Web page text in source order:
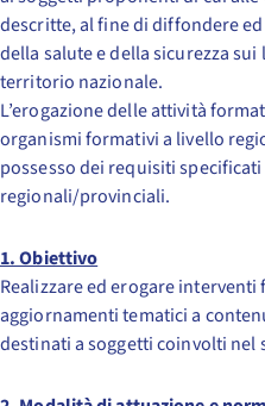
descritte, al fine di diffondere
della salute e della sicurezza
territorio nazionale.
L’erogazione delle attività
organismi formativi a livello
possesso dei requisiti
regionali/provinciali.
1. Obiettivo
Realizzare ed erogare
aggiornamenti tematici a
destinati a soggetti coinvolti nel